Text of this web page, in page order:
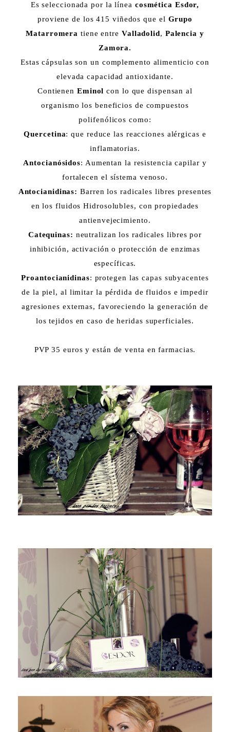
Es seleccionada por la línea cosmética Esdor,
proviene de los 415 viñedos que el Grupo
Matarromeratiene entre Valladolid, Palencia y
Zamora.
Estas cápsulas son un complemento alimenticio con
elevada capacidad antioxidante.
Contienen Eminol con lo que dispensan al
organismo los beneficios de compuestos
polifenólicos como:
Quercetina: que reduce las reacciones alérgicas e
inflamatorias.
Antocianósidos: Aumentan la resistencia capilar y
fortalecen el sístema venoso.
Antocianidinas:Barren los radicales libres presentes
en los fluidos Hidrosolubles, con propiedades
antienvejecimiento.
Catequinas: neutralizan los radicales libres por
inhibición, activación o protección de enzimas
específicas.
Proantocianidinas: protegen las capas subyacentes
de la piel, al limitar la pérdida de fluidos e impedir
agresiones externas, favoreciendo la generación de
los tejidos en caso de heridas superficiales.
PVP 35 euros y están de venta en farmacias.